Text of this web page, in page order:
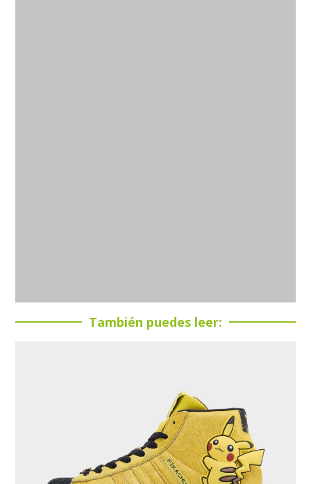
También puedes leer: